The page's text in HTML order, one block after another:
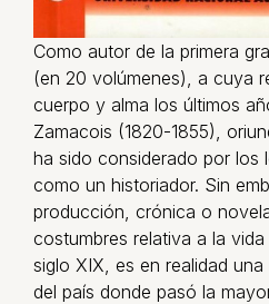
Como autor de la primera
(en 20 volúmenes), a cuya
cuerpo y alma los últimos
Zamacois (1820-1855),
ha sido considerado por los
como un historiador. Sin
producción, crónica o
costumbres relativa a la
siglo XIX, es en realidad
del país donde pasó la